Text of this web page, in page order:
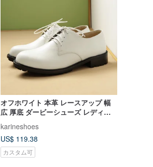
オフホワイト 本革 レースアップ 幅
広 厚底 ダービーシューズ レディー
ス 手作り靴 カジュアルシューズ
karineshoes
US$ 119.38
カスタム可